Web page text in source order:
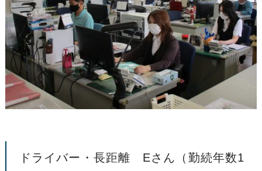
ドライバー・長距離 Eさん（勤続年数1